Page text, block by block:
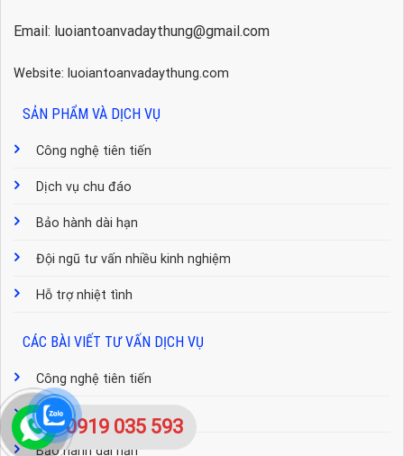
Email: luoiantoanvadaythung@gmail.com
Website: luoiantoanvadaythung.com
SẢN PHẨM VÀ DỊCH VỤ
Công nghệ tiên tiến
Dịch vụ chu đáo
Bảo hành dài hạn
Đội ngũ tư vấn nhiều kinh nghiệm
Hỗ trợ nhiệt tình
CÁC BÀI VIẾT TƯ VẤN DỊCH VỤ
Công nghệ tiên tiến
Dịch vụ chu đáo
Bảo hành dài hạn
0919 035 593